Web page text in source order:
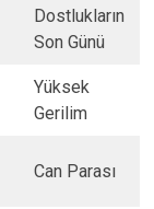
​Dostlukların
Son Günü
​Yüksek
Gerilim
​Can Parası